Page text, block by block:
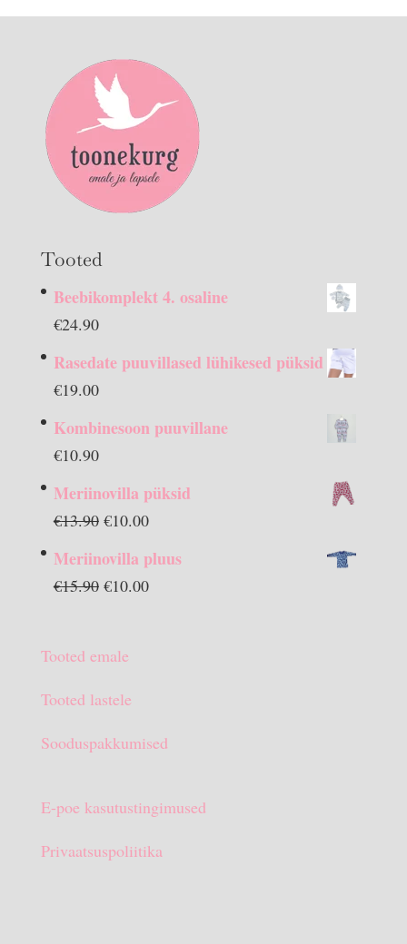
Tooted
Beebikomplekt 4. osaline
€24.90
Rasedate puuvillased lühikesed püksid
€19.00
Kombinesoon puuvillane
€10.90
Meriinovilla püksid
€13.90 Algne
€10.00Praegune
on:
Meriinovilla pluus
€15.90 Algne
€15.90.
€10.00Praegune
Tooted emale
Tooted lastele
Sooduspakkumised
E-poe kasutustingimused
Privaatsuspoliitika